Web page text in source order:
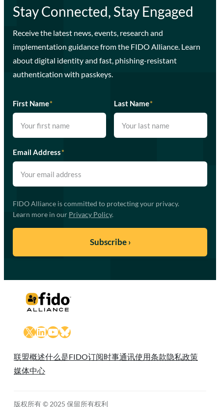
Stay Connected, Stay Engaged
Receive the latest news, events, research and
implementation guidance from the FIDO Alliance. Learn
about digital identity and fast, phishing-resistant
authentication with passkeys.
First Name* Last Name*
Email Address*
FIDO Alliance is committed to protecting your privacy.
Learn more in our Privacy Policy.
X LinkedIn
YouTube
Bluesky
联盟概述什么是FIDO订阅时事通讯使用条款隐私政策
媒体中心
版权所有 © 2025 保留所有权利